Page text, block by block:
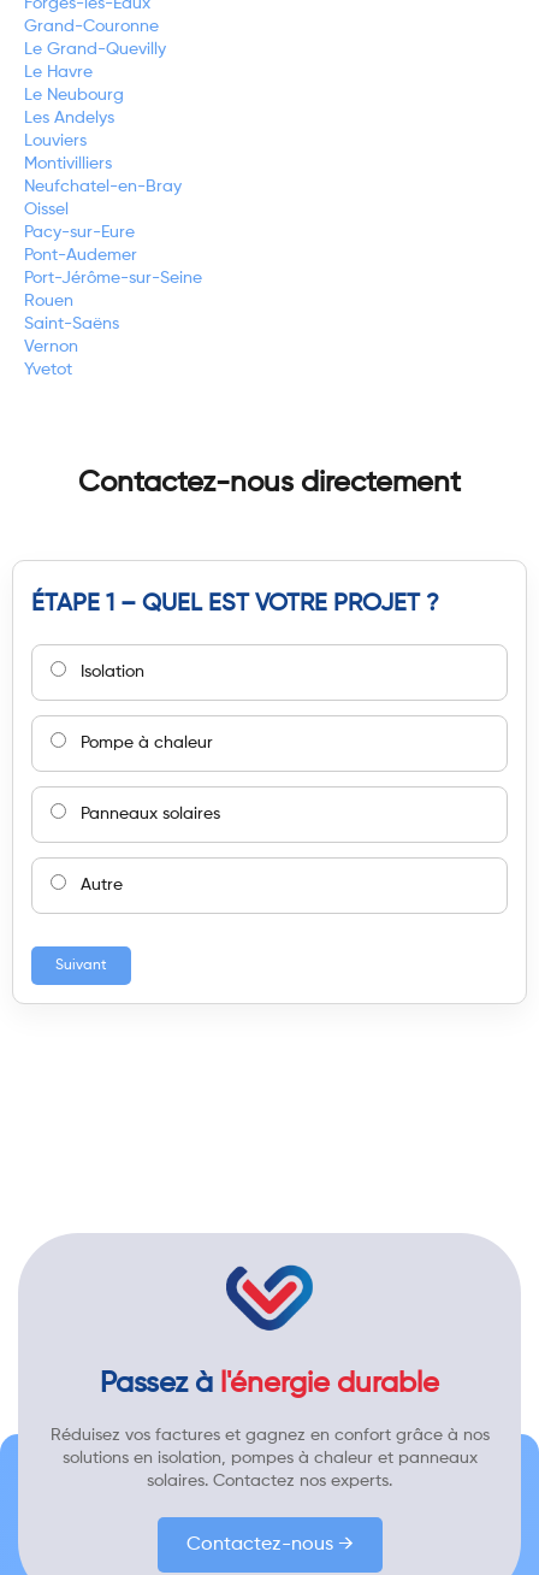
Grand-Couronne
Le Grand-Quevilly
Le Havre
Le Neubourg
Les Andelys
Louviers
Montivilliers
Neufchatel-en-Bray
Oissel
Pacy-sur-Eure
Pont-Audemer
Port-Jérôme-sur-Seine
Rouen
Saint-Saëns
Vernon
Yvetot
Contactez-nous directement
ÉTAPE 1 – QUEL EST VOTRE PROJET ?
Isolation
Pompe à chaleur
Panneaux solaires
Autre
Suivant
Passez à l'énergie durable
Réduisez vos factures et gagnez en confort grâce à nos
solutions en isolation, pompes à chaleur et panneaux
solaires. Contactez nos experts.
Contactez-nous →